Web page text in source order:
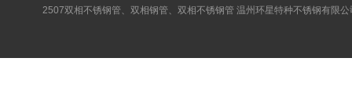
2507双相不锈钢管、双相钢管、双相不锈钢管 温州环星特种不锈钢有限